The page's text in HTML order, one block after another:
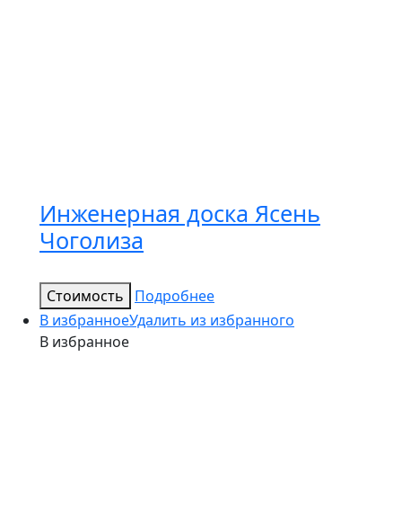
Инженерная доска Ясень
Чоголиза
Стоимость
Подробнее
В избранноеУдалить из избранного
В избранное